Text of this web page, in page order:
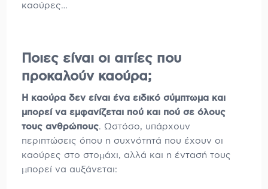
καούρες…
Ποιες είναι οι αιτίες που
προκαλούν καούρα;
Η καούρα δεν είναι ένα ειδικό σύμπτωμα και
μπορεί να εμφανίζεται πού και πού σε όλους
τους ανθρώπους. Ωστόσο, υπάρχουν
περιπτώσεις όπου η συχνότητά που έχουν οι
καούρες στο στομάχι, αλλά και η έντασή τους
μπορεί να αυξάνεται: